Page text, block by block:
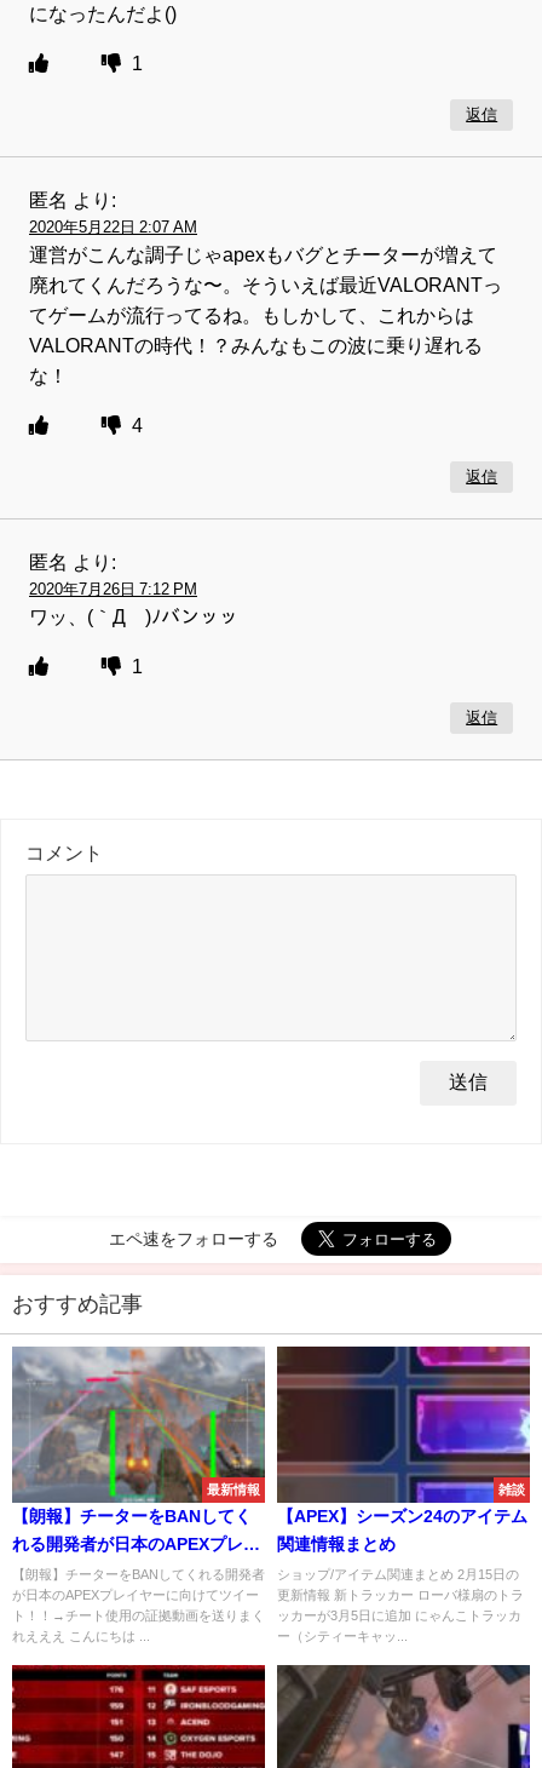
になったんだよ()
1
返信
匿名 より:
2020年5月22日 2:07 AM
運営がこんな調子じゃapexもバグとチーターが増えて
廃れてくんだろうな〜。そういえば最近VALORANTっ
てゲームが流行ってるね。もしかして、これからは
VALORANTの時代！？みんなもこの波に乗り遅れる
な！
4
返信
匿名 より:
2020年7月26日 7:12 PM
ワッ、(｀Д´)ﾉバンッッ
1
返信
コメント
エペ速をフォローする
おすすめ記事
最新情報
【朗報】チーターをBANしてく
れる開発者が日本のAPEXプレイ
ヤーに向けてツイート！！→チ
ート使用の証拠動画を送りまく
れえええ
【朗報】チーターをBANしてくれる開発者
が日本のAPEXプレイヤーに向けてツイー
ト！！→チート使用の証拠動画を送りまく
れえええ こんにちは ...
雑談
【APEX】シーズン24のアイテム
関連情報まとめ
ショップ/アイテム関連まとめ 2月15日の
更新情報 新トラッカー ローバ様扇のトラ
ッカーが3月5日に追加 にゃんこトラッカ
ー（シティーキャッ...